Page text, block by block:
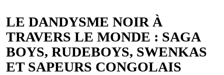
LE DANDYSME NOIR À
TRAVERS LE MONDE : SAGA
BOYS, RUDEBOYS, SWENKAS
ET SAPEURS CONGOLAIS